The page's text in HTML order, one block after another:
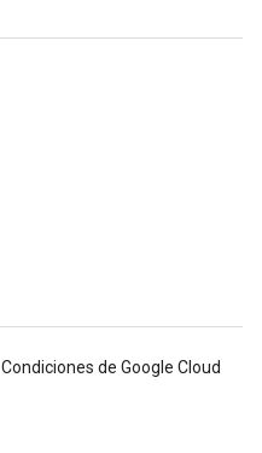
Condiciones de Google Cloud